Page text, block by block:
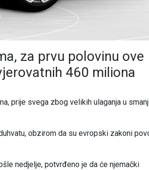
za prvu polovinu ove
460 miliona
prije svega zbog velikih ulaganja u
obzirom da su evropski zakoni
nedjelje, potvrđeno je da će njemački